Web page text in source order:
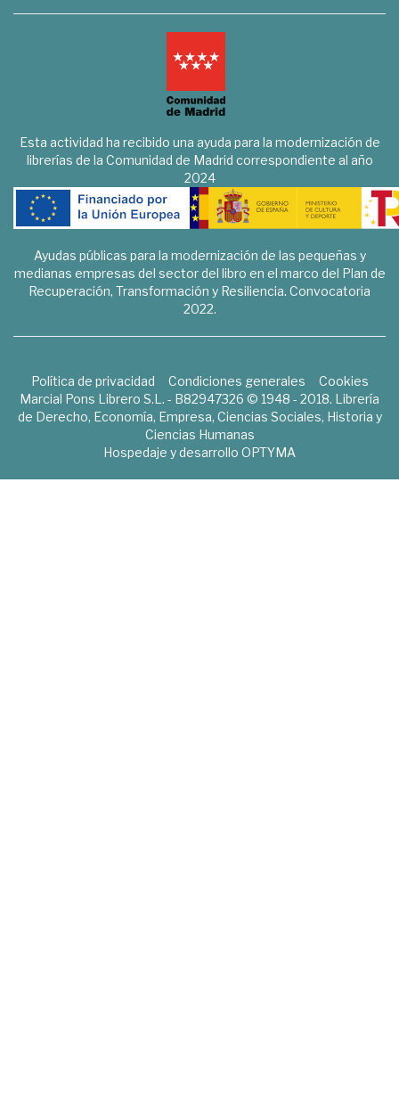
Esta actividad ha recibido una ayuda para la modernización de
librerías de la Comunidad de Madrid correspondiente al año
2024
Ayudas públicas para la modernización de las pequeñas y
medianas empresas del sector del libro en el marco del Plan de
Recuperación, Transformación y Resiliencia. Convocatoria
2022.
Política de privacidad Condiciones generales
Cookies
Marcial Pons Librero S.L. - B82947326 © 1948 - 2018. Librería
de Derecho, Economía, Empresa, Ciencias Sociales, Historia y
Ciencias Humanas
Hospedaje y desarrollo OPTYMA